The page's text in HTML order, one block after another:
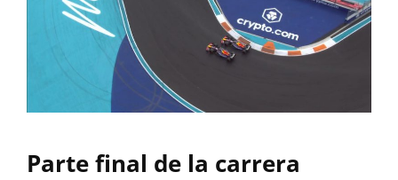
Parte final de la carrera